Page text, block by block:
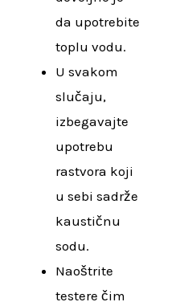
da upotrebite
toplu vodu.
U svakom
slučaju,
izbegavajte
upotrebu
rastvora koji
u sebi sadrže
kaustičnu
sodu.
Naoštrite
testere čim